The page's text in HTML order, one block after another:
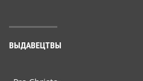
ВЫДАВЕЦТВЫ